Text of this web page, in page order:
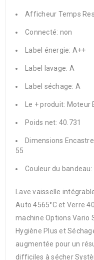
Afficheur Temps
Connecté: non
Label énergie: A++
Label lavage: A
Label séchage: A
Le + produit: Moteur
Poids net: 40.731
Dimensions
55
Couleur du bandeau
Lave vaisselle
Auto 4565°C et Verre
machine Options Vario
Hygiène Plus et
augmentée pour un
difficiles à sécher